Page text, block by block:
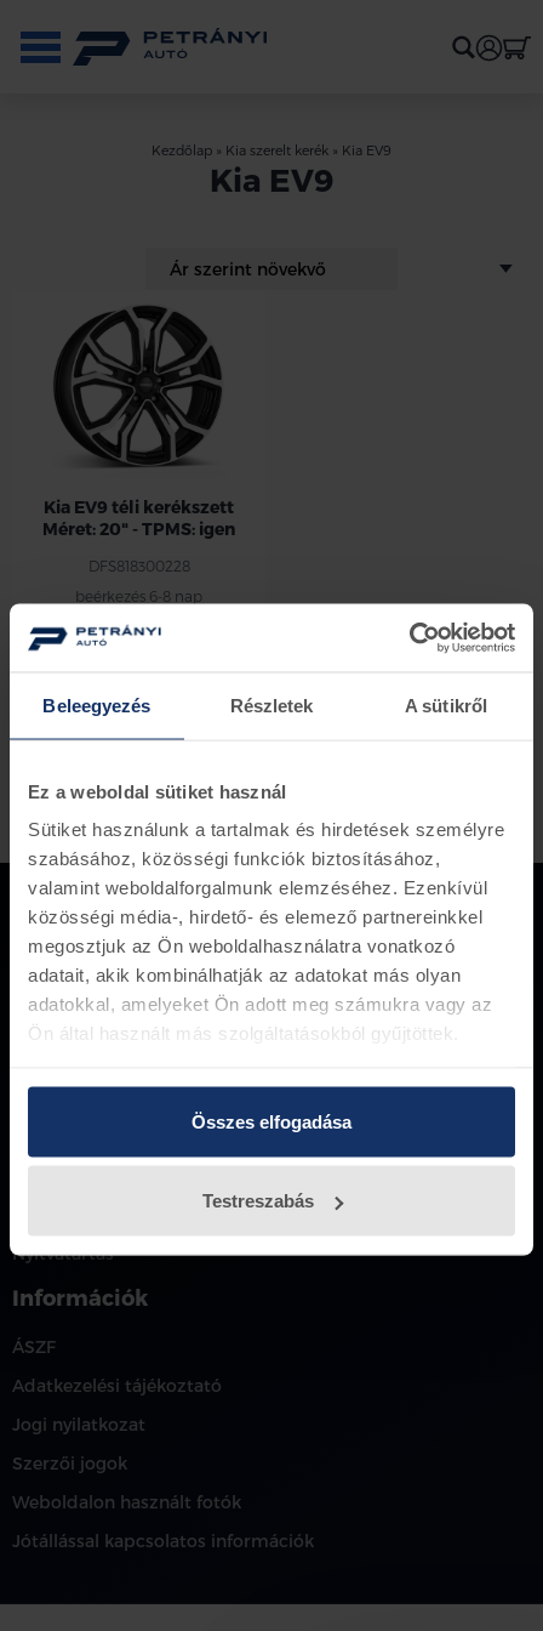
Beleegyezés Részletek A sütikről
Ez a weboldal sütiket használ
Sütiket használunk a tartalmak és hirdetések személyre
szabásához, közösségi funkciók biztosításához,
valamint weboldalforgalmunk elemzéséhez. Ezenkívül
közösségi média-, hirdető- és elemező partnereinkkel
megosztjuk az Ön weboldalhasználatra vonatkozó
adatait, akik kombinálhatják az adatokat más olyan
adatokkal, amelyeket Ön adott meg számukra vagy az
Ön által használt más szolgáltatásokból gyűjtöttek.
Összes elfogadása
Testreszabás
Kezdőlap » Kia szerelt kerék » Kia EV9
Kia EV9
Kia EV9 téli kerékszett
Méret: 20" - TPMS: igen
DFS818300228
beérkezés 6-8 nap
256.750 Ft
Több mint 150 000 darabos
készletünk van, amely akár azonnal
ügyfeleink rendelkezésére áll.
+36 1 281 8000
ulloiweb@petranyiauto.hu
Petrányi Autó
Nyitvatartás
Információk
ÁSZF
Adatkezelési tájékoztató
Jogi nyilatkozat
Szerzői jogok
Weboldalon használt fotók
Jótállással kapcsolatos információk